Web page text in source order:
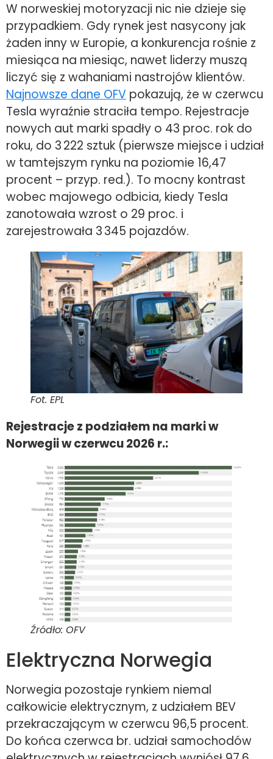
W norweskiej motoryzacji nic nie dzieje się
przypadkiem. Gdy rynek jest nasycony jak
żaden inny w Europie, a konkurencja rośnie z
miesiąca na miesiąc, nawet liderzy muszą
liczyć się z wahaniami nastrojów klientów.
Najnowsze dane OFV pokazują, że w czerwcu
Tesla wyraźnie straciła tempo. Rejestracje
nowych aut marki spadły o 43 proc. rok do
roku, do 3 222 sztuk (pierwsze miejsce i udział
w tamtejszym rynku na poziomie 16,47
procent – przyp. red.). To mocny kontrast
wobec majowego odbicia, kiedy Tesla
zanotowała wzrost o 29 proc. i
zarejestrowała 3 345 pojazdów.
Fot. EPL
Rejestracje z podziałem na marki w
Norwegii w czerwcu 2026 r.:
Źródło: OFV
Elektryczna Norwegia
Norwegia pozostaje rynkiem niemal
całkowicie elektrycznym, z udziałem BEV
przekraczającym w czerwcu 96,5 procent.
Do końca czerwca br. udział samochodów